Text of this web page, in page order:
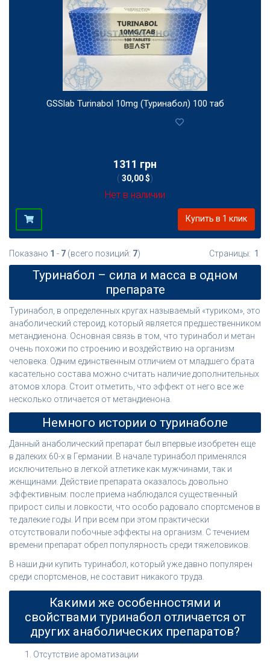
GSSlab Turinabol 10mg (Туринабол) 100 таб
1311 грн
( 30,00 $)
Нет в наличии
Купить в 1 клик
Страницы: 1
Показано 1 - 7 (всего позиций: 7)
Туринабол – сила и масса в одном
препарате
Туринабол, в определенных кругах называемый «туриком», это
анаболический стероид, который является предшественником
метандиенона. Основная связь в том, что туринабол и метан
очень похожи по строению и воздействию на организм
человека. Одним единственным отличием от младшего брата
касательно состава можно считать наличие дополнительных
атомов хлора. Стоит отметить, что эффект от него все же
несколько отличается от метандиенона.
Немного истории о туринаболе
Данный анаболический препарат был впервые изобретен еще
в далеких 60-х в Германии. В начале туринабол применялся
исключительно в легкой атлетике как мужчинами, так и
женщинами. Действие препарата оказалось довольно
эффективным: после приема наблюдался существенный
прирост силы и ловкости, что особо радовало спортсменов в
те далекие годы. И при всем при этом практически
отсутствовали побочные эффекты на организм. С течением
времени препарат обрел популярность среди тяжеловиков.
В наши дни купить туринабол, который уже давно популярен
среди спортсменов, не составит никакого труда.
Какими же особенностями и
свойствами туринабол отличается от
других анаболических препаратов?
Отсутствие ароматизации